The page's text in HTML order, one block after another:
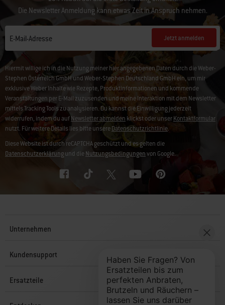
Die Newsletter Anmeldung kann etwas Zeit in Anspruch nehmen.
E-Mail-Adresse Jetzt anmelden
Hiermit willige ich in die Nutzung meiner hier angegebenen Daten durch die Weber-
Stephen Österreich GmbH und Weber-Stephen Deutschland GmbH ein, um mir
exklusive Weber Inhalte wie Rezepte, Produktinformationen und kommende
Veranstaltungen per E-Mail zuzusenden und meine Interaktion mit dem Newsletter
mittels Tracking Tools zu analysieren. Du kannst die Einwilligung jederzeit
widerrufen, indem du aufNewsletter abmelden klickst oder unserKontaktformular
nutzt. Für weitere Details lies bitte unsereDatenschutzrichtlinie.
Diese Website ist durch reCAPTCHA geschützt und es gelten die
Datenschutzerklärungund dieNutzungsbedingungenvon Google.
Unternehmen
Kundensupport
Ersatzteile